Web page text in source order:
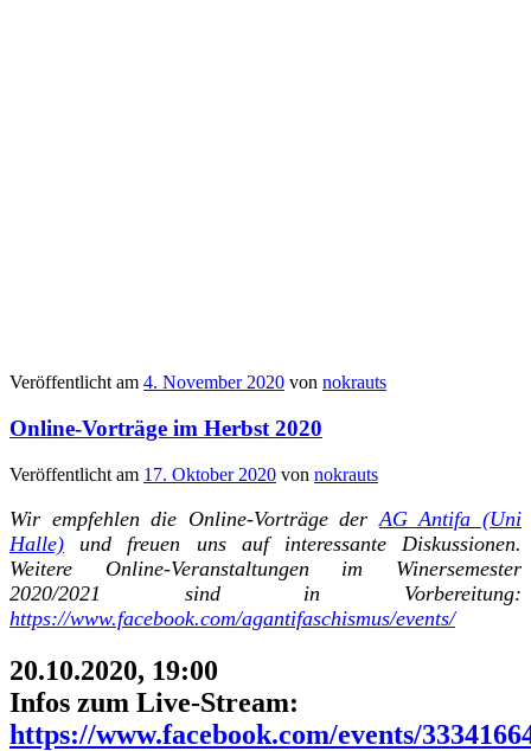
Veröffentlicht am 4. November 2020 von nokrauts
Online-Vorträge im Herbst 2020
Veröffentlicht am 17. Oktober 2020 von nokrauts
Wir empfehlen die Online-Vorträge der AG Antifa (Uni
Halle) und freuen uns auf interessante Diskussionen.
Weitere Online-Veranstaltungen im Winersemester
2020/2021 sind in Vorbereitung:
https://www.facebook.com/agantifaschismus/events/
20.10.2020, 19:00
Infos zum Live-Stream:
https://www.facebook.com/events/